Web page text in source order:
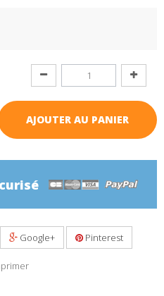
AJOUTER AU PANIER
Google+ Pinterest